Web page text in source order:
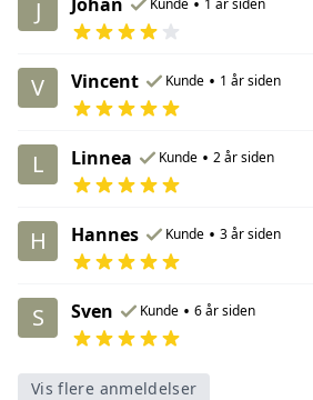
J
V Vincent Kunde • 1 år siden
L Linnea Kunde • 2 år siden
H Hannes Kunde • 3 år siden
S Sven Kunde • 6 år siden
Vis flere anmeldelser